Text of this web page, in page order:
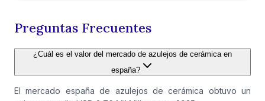
Preguntas Frecuentes
¿Cuál es el valor del mercado de azulejos de cerámica en
españa?
El mercado españa de azulejos de cerámica obtuvo un